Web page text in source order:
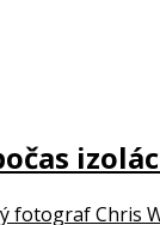
fotograf Chris